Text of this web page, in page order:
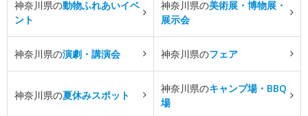
神奈川県の動物ふれあいイベ
ント
神奈川県の美術展・博物展・
展示会
神奈川県の演劇・講演会 神奈川県のフェア
神奈川県の夏休みスポット
神奈川県のキャンプ場・BBQ
場